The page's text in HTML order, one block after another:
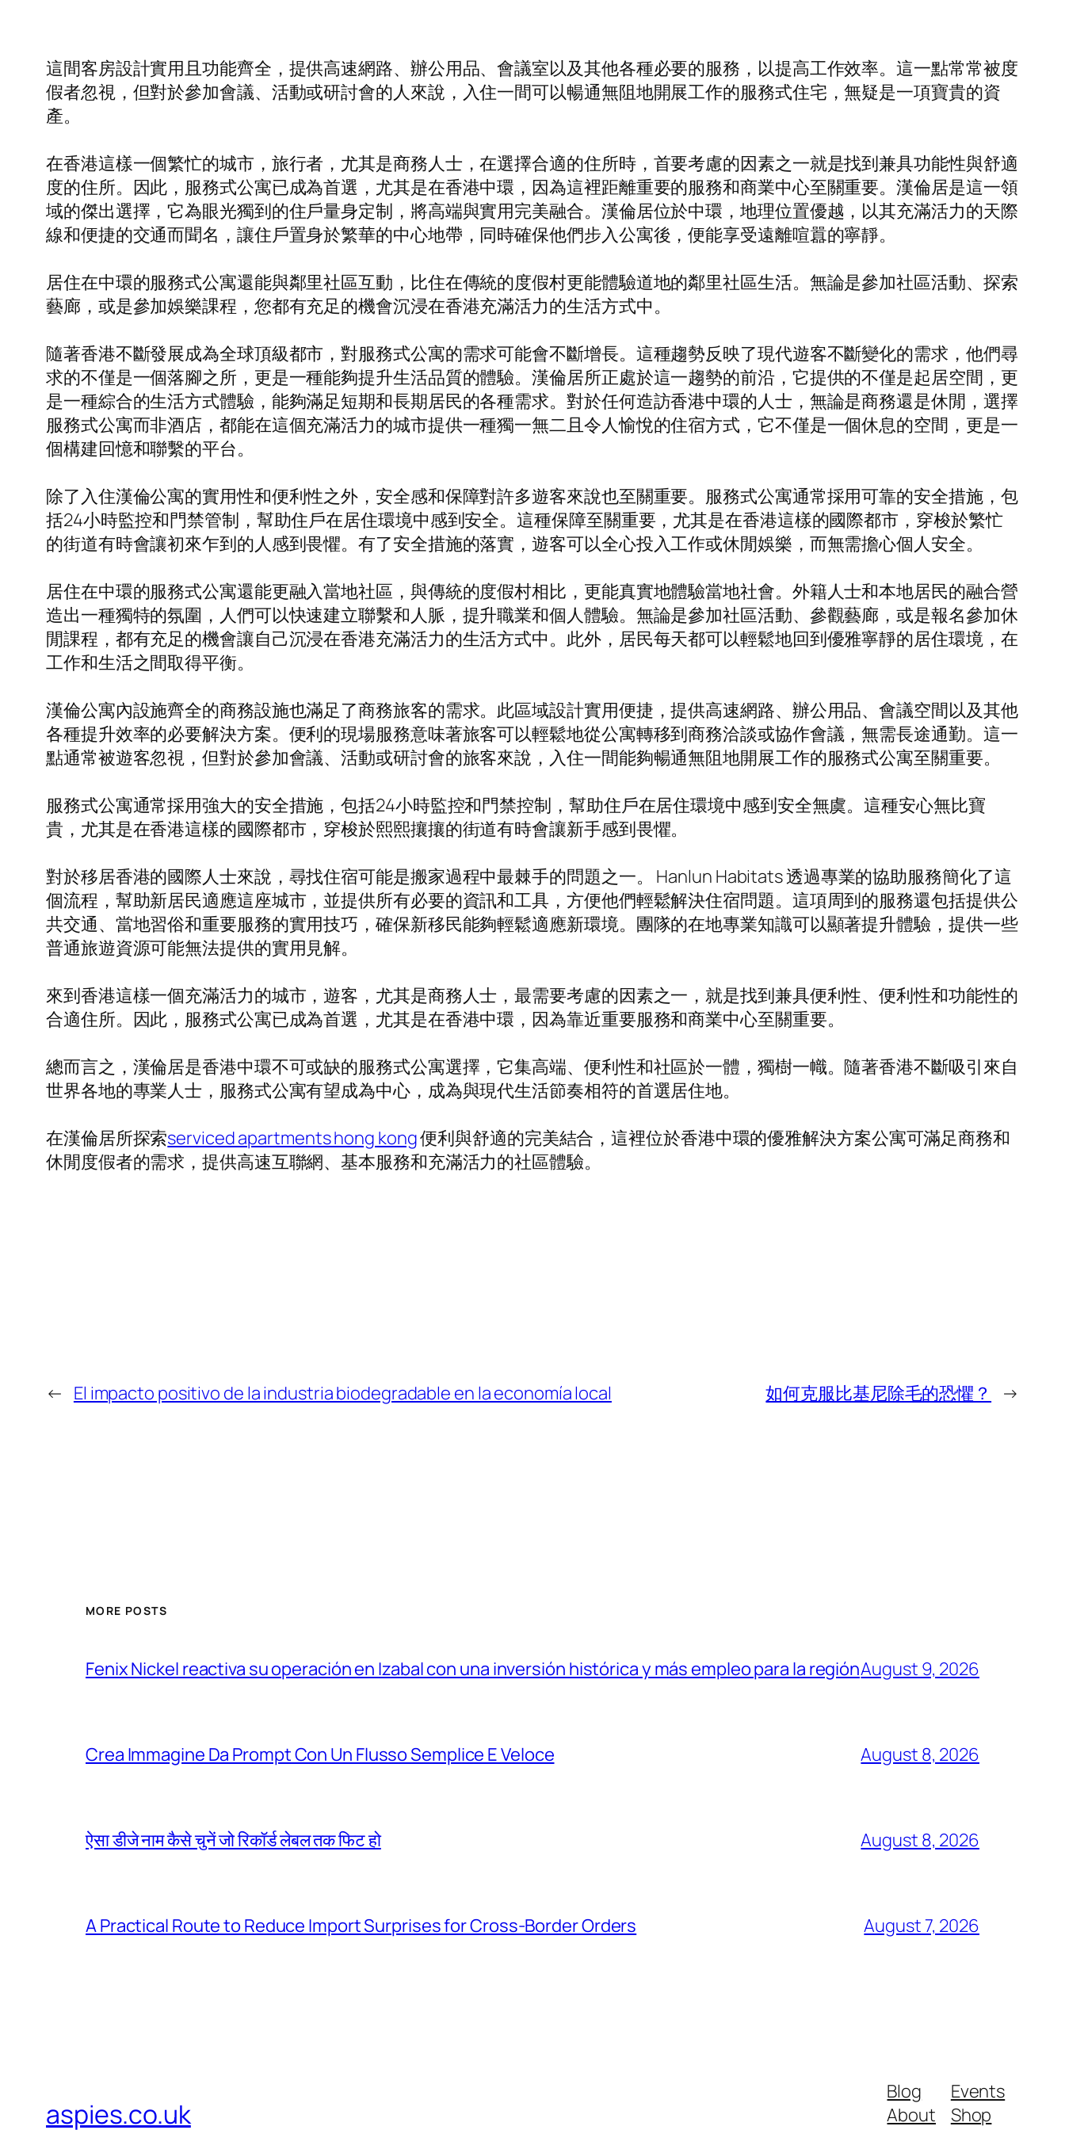
這間客房設計實用且功能齊全，提供高速網路、辦公用品、會議室以及其他各種必要的服務，以提高工作效率。這一點常常被度
假者忽視，但對於參加會議、活動或研討會的人來說，入住一間可以暢通無阻地開展工作的服務式住宅，無疑是一項寶貴的資
產。
在香港這樣一個繁忙的城市，旅行者，尤其是商務人士，在選擇合適的住所時，首要考慮的因素之一就是找到兼具功能性與舒適
度的住所。因此，服務式公寓已成為首選，尤其是在香港中環，因為這裡距離重要的服務和商業中心至關重要。漢倫居是這一領
域的傑出選擇，它為眼光獨到的住戶量身定制，將高端與實用完美融合。漢倫居位於中環，地理位置優越，以其充滿活力的天際
線和便捷的交通而聞名，讓住戶置身於繁華的中心地帶，同時確保他們步入公寓後，便能享受遠離喧囂的寧靜。
居住在中環的服務式公寓還能與鄰里社區互動，比住在傳統的度假村更能體驗道地的鄰里社區生活。無論是參加社區活動、探索
藝廊，或是參加娛樂課程，您都有充足的機會沉浸在香港充滿活力的生活方式中。
隨著香港不斷發展成為全球頂級都市，對服務式公寓的需求可能會不斷增長。這種趨勢反映了現代遊客不斷變化的需求，他們尋
求的不僅是一個落腳之所，更是一種能夠提升生活品質的體驗。漢倫居所正處於這一趨勢的前沿，它提供的不僅是起居空間，更
是一種綜合的生活方式體驗，能夠滿足短期和長期居民的各種需求。對於任何造訪香港中環的人士，無論是商務還是休閒，選擇
服務式公寓而非酒店，都能在這個充滿活力的城市提供一種獨一無二且令人愉悅的住宿方式，它不僅是一個休息的空間，更是一
個構建回憶和聯繫的平台。
除了入住漢倫公寓的實用性和便利性之外，安全感和保障對許多遊客來說也至關重要。服務式公寓通常採用可靠的安全措施，包
括24小時監控和門禁管制，幫助住戶在居住環境中感到安全。這種保障至關重要，尤其是在香港這樣的國際都市，穿梭於繁忙
的街道有時會讓初來乍到的人感到畏懼。有了安全措施的落實，遊客可以全心投入工作或休閒娛樂，而無需擔心個人安全。
居住在中環的服務式公寓還能更融入當地社區，與傳統的度假村相比，更能真實地體驗當地社會。外籍人士和本地居民的融合營
造出一種獨特的氛圍，人們可以快速建立聯繫和人脈，提升職業和個人體驗。無論是參加社區活動、參觀藝廊，或是報名參加休
閒課程，都有充足的機會讓自己沉浸在香港充滿活力的生活方式中。此外，居民每天都可以輕鬆地回到優雅寧靜的居住環境，在
工作和生活之間取得平衡。
漢倫公寓內設施齊全的商務設施也滿足了商務旅客的需求。此區域設計實用便捷，提供高速網路、辦公用品、會議空間以及其他
各種提升效率的必要解決方案。便利的現場服務意味著旅客可以輕鬆地從公寓轉移到商務洽談或協作會議，無需長途通勤。這一
點通常被遊客忽視，但對於參加會議、活動或研討會的旅客來說，入住一間能夠暢通無阻地開展工作的服務式公寓至關重要。
服務式公寓通常採用強大的安全措施，包括24小時監控和門禁控制，幫助住戶在居住環境中感到安全無虞。這種安心無比寶
貴，尤其是在香港這樣的國際都市，穿梭於熙熙攘攘的街道有時會讓新手感到畏懼。
對於移居香港的國際人士來說，尋找住宿可能是搬家過程中最棘手的問題之一。 Hanlun Habitats 透過專業的協助服務簡化了這
個流程，幫助新居民適應這座城市，並提供所有必要的資訊和工具，方便他們輕鬆解決住宿問題。這項周到的服務還包括提供公
共交通、當地習俗和重要服務的實用技巧，確保新移民能夠輕鬆適應新環境。團隊的在地專業知識可以顯著提升體驗，提供一些
普通旅遊資源可能無法提供的實用見解。
來到香港這樣一個充滿活力的城市，遊客，尤其是商務人士，最需要考慮的因素之一，就是找到兼具便利性、便利性和功能性的
合適住所。因此，服務式公寓已成為首選，尤其是在香港中環，因為靠近重要服務和商業中心至關重要。
總而言之，漢倫居是香港中環不可或缺的服務式公寓選擇，它集高端、便利性和社區於一體，獨樹一幟。隨著香港不斷吸引來自
世界各地的專業人士，服務式公寓有望成為中心，成為與現代生活節奏相符的首選居住地。
在漢倫居所探索serviced apartments hong kong便利與舒適的完美結合，這裡位於香港中環的優雅解決方案公寓可滿足商務和
休閒度假者的需求，提供高速互聯網、基本服務和充滿活力的社區體驗。
← El impacto positivo de la industria biodegradable en la economía local 如何克服比基尼除毛的恐懼？ →
MORE POSTS
Fenix Nickel reactiva su operación en Izabal con una inversión histórica y más empleo para la regiónAugust 9, 2026
Crea Immagine Da Prompt Con Un Flusso Semplice E Veloce August 8, 2026
ऐसा डीजे नाम कैसे चुनें जो रिकॉर्ड लेबल तक फिट हो August 8, 2026
A Practical Route to Reduce Import Surprises for Cross-Border Orders August 7, 2026
aspies.co.uk
Blog
About
Events
Shop